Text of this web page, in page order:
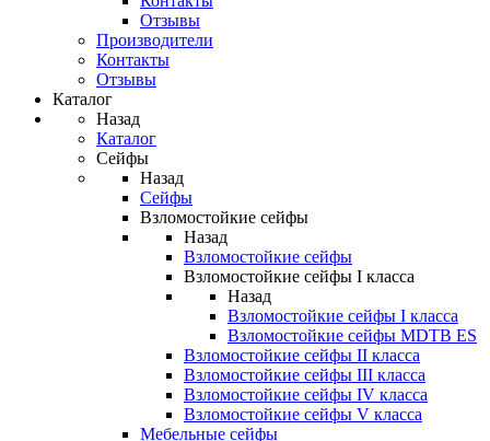
Отзывы
Производители
Контакты
Отзывы
Каталог
Назад
Каталог
Сейфы
Назад
Сейфы
Взломостойкие сейфы
Назад
Взломостойкие сейфы
Взломостойкие сейфы I класса
Назад
Взломостойкие сейфы I класса
Взломостойкие сейфы MDTB ES
Взломостойкие сейфы II класса
Взломостойкие сейфы III класса
Взломостойкие сейфы IV класса
Взломостойкие сейфы V класса
Мебельные сейфы